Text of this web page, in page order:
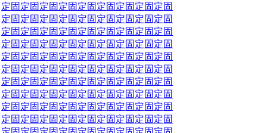
定固定固定固定固定固定固定固定固定固
定固定固定固定固定固定固定固定固定固
定固定固定固定固定固定固定固定固定固
定固定固定固定固定固定固定固定固定固
定固定固定固定固定固定固定固定固定固
定固定固定固定固定固定固定固定固定固
定固定固定固定固定固定固定固定固定固
定固定固定固定固定固定固定固定固定固
定固定固定固定固定固定固定固定固定固
定固定固定固定固定固定固定固定固定固